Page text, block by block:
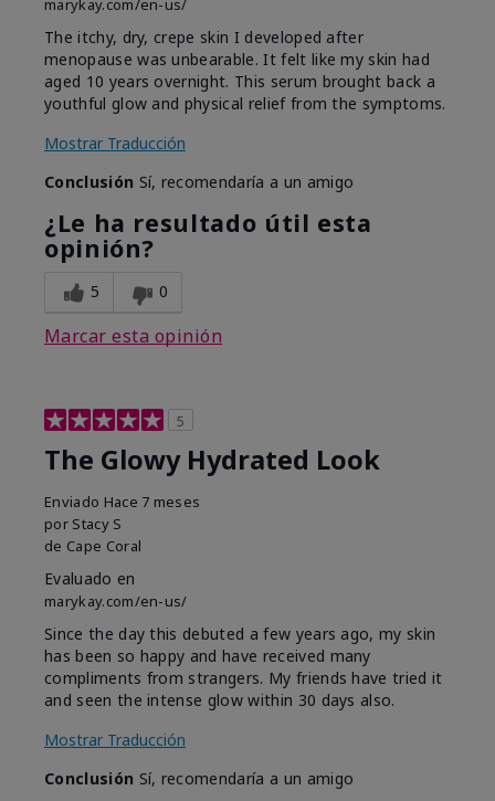
marykay.com/en-us/
The itchy, dry, crepe skin I developed after
menopause was unbearable. It felt like my skin had
aged 10 years overnight. This serum brought back a
youthful glow and physical relief from the symptoms.
Mostrar Traducción
Conclusión Sí, recomendaría a un amigo
¿Le ha resultado útil esta
opinión?
5 0
Marcar esta opinión
5
The Glowy Hydrated Look
Enviado Hace 7 meses
por Stacy S
de Cape Coral
Evaluado en
marykay.com/en-us/
Since the day this debuted a few years ago, my skin
has been so happy and have received many
compliments from strangers. My friends have tried it
and seen the intense glow within 30 days also.
Mostrar Traducción
Conclusión Sí, recomendaría a un amigo